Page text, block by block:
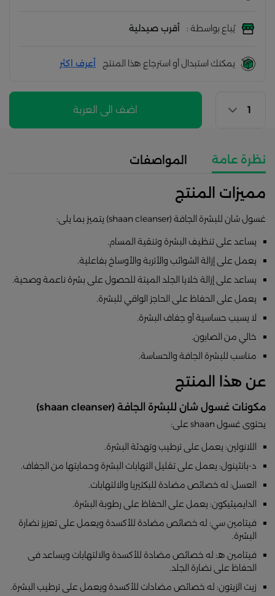
يُباع بواسطة : أقرب صيدلية
يمكنك استبدال أو استرجاع هذا المنتج أعرف اكثر
اضف الى العربة
نظرة عامة المواصفات
مميزات المنتج
غسول شان للبشرة الجافة (shaan cleanser) يتميز بما يلى:
يساعد على تنظيف البشرة وتنقية المسام.
يعمل على إزالة الشوائب والأتربة والأوساخ بفاعلية.
يساعد على إزالة خلايا الجلد الميتة للحصول على بشرة ناعمة وصحية.
يعمل على الحفاظ على الحاجز الواقي للبشرة.
لا يسبب حساسية أو جفاف البشرة.
خالي من الصابون.
مناسب للبشرة الجافة والحساسة.
عن هذا المنتج
مكونات غسول شان للبشرة الجافة (shaan cleanser)
يحتوى غسول shaan على:
اللانولين: يعمل على ترطيب وتهدئة البشرة.
د-بانثينول: يعمل على تقليل التهابات البشرة وحمايتها من الجفاف.
العسل: له خصائص مضادة للبكتيريا والالتهابات.
الدايميثيكون: يعمل على الحفاظ على رطوبة البشرة.
فيتامين سي: له خصائص مضادة للأكسدة ويعمل على تعزيز نضارة
البشرة.
فيتامين هـ: له خصائص مضادة للأكسدة والالتهابات ويساعد فى
الحفاظ على نضارة الجلد.
زيت الزيتون: له خصائص مضادات للأكسدة ويعمل على ترطيب البشرة.